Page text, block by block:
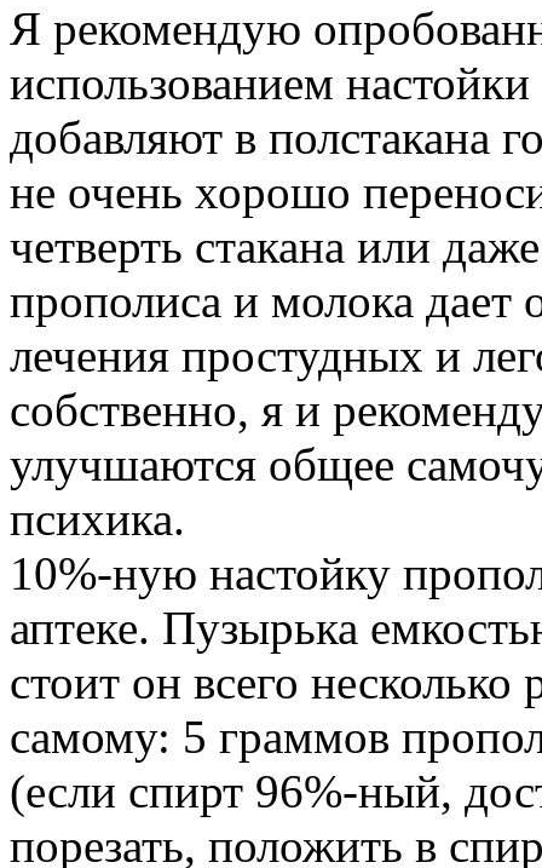
Я рекомендую
использованием
добавляют в полстакана
не очень хорошо
четверть стакана или
прополиса и молока
лечения простудных и
собственно, я и
улучшаются общее
психика.
10%-ную настойку
аптеке. Пузырька
стоит он всего
самому: 5 граммов
(если спирт 96%-ный,
порезать, положить в